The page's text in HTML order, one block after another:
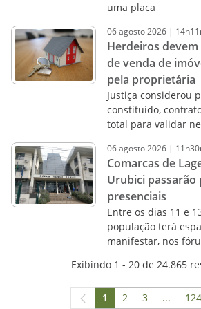
uma placa
06agosto2026 |
Herdeiros
de venda de
pela proprietária
Justiça considerou
constituído,
total para validar
06agosto2026 |
Comarcas de
Urubici passarão
presenciais
Entre os dias 11 e
população terá
manifestar, nos
Exibindo 1 - 20 de 24.865
Página
1 Página
2 Página
3 ...